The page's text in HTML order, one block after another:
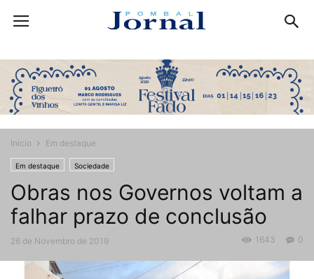
Início Em destaque
Em destaque Sociedade
Obras nos Governos voltam a
falhar prazo de conclusão
26 de Novembro de 2019 0
1643